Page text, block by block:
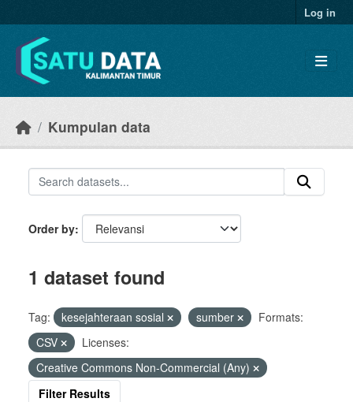
Log in
Kumpulan data
Order by
1 dataset found
Tag: kesejahteraan sosial sumber
Formats:
CSV
Licenses:
Creative Commons Non-Commercial (Any)
Filter Results